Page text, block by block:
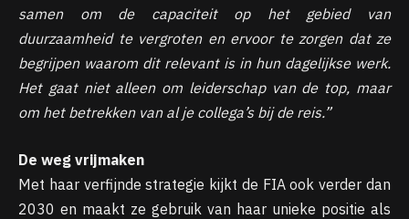
samen om de capaciteit op het gebied van
duurzaamheid te vergroten en ervoor te zorgen dat ze
begrijpen waarom dit relevant is in hun dagelijkse werk.
Het gaat niet alleen om leiderschap van de top, maar
om het betrekken van al je collega’s bij de reis.”
De weg vrijmaken
Met haar verfijnde strategie kijkt de FIA ​​ook verder dan
2030 en maakt ze gebruik van haar unieke positie als